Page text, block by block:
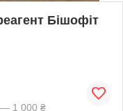
Бішофіт
— 1 000 ₴